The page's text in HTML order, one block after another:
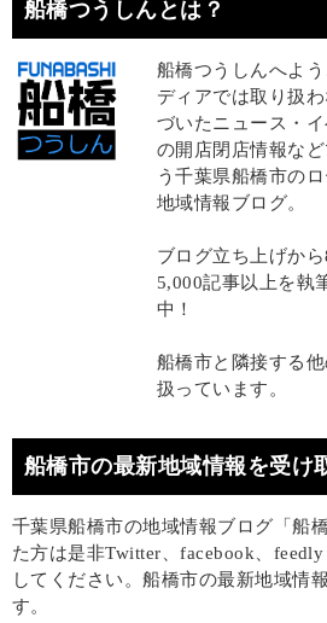
船橋つうしんとは？
船橋つうしんへよ
ディアでは取り扱
づいたニュース・
の開店閉店情報な
う千葉県船橋市の
地域情報ブログ。
ブログ立ち上げか
5,000記事以上を執
中！
船橋市と隣接する
扱っています。
船橋市の最新地域情報を受け
千葉県船橋市の地域情報ブログ「船
た方は是非Twitter、facebook、
してください。船橋市の最新地域情
す。